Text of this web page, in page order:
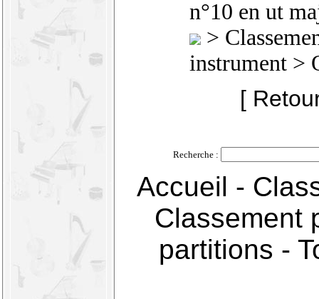
n°10 en ut
>
instrument >
[
Recherche :
Accueil -
Classement
partitions -